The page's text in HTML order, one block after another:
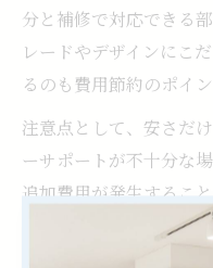
分と補修で対応できる
レードやデザインにこ
るのも費用節約のポイン
注意点として、安さだ
ーサポートが不十分な
追加費用が発生するこ
用の発生条件」「保証